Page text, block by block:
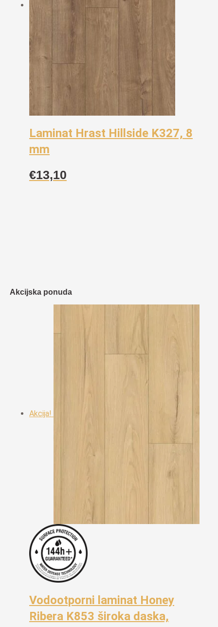
Laminat Hrast Hillside K327, 8
mm
€13,10
Akcijska ponuda
Akcija!
Vodootporni laminat Honey
Ribera K853 široka daska,